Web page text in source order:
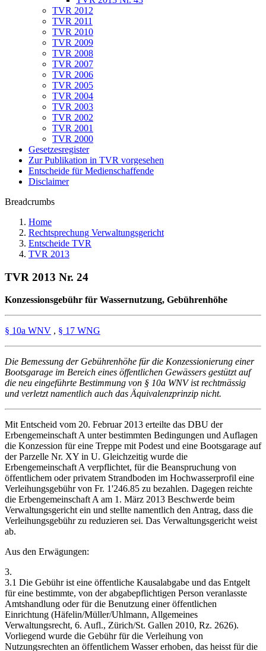
TVR 2012
TVR 2011
TVR 2010
TVR 2009
TVR 2008
TVR 2007
TVR 2006
TVR 2005
TVR 2004
TVR 2003
TVR 2002
TVR 2001
TVR 2000
Gesetzesregister
Zur Publikation in TVR vorgesehen
Entscheide für Medienschaffende
Disclaimer
Breadcrumbs
Home
Rechtsprechung Verwaltungsgericht
Entscheide TVR
TVR 2013
TVR 2013 Nr. 24
Konzessionsgebühr für Wassernutzung, Gebührenhöhe
§ 10a WNV , § 17 WNG
Die Bemessung der Gebührenhöhe für die Konzessionierung einer
Bootsgarage im Bereich eines öffentlichen Gewässers gestützt auf
die neu eingeführte Bestimmung von § 10a WNV ist rechtmässig
und verletzt namentlich auch das Äquivalenzprinzip nicht.
Mit Entscheid vom 20. Februar 2013 erteilte das DBU der
Erbengemeinschaft A unter bestimmten Bedingungen und Auflagen
die Konzession für eine Treppe mit Podest und eine Bootsgarage auf
der Parzelle Nr. XY in U. Gleichzeitig wurde die
Erbengemeinschaft A verpflichtet, für die Beanspruchung von
öffentlichem oder privatem Strandboden im Hochwasserprofil eine
Verleihungsgebühr von Fr. 1'246.85 zu bezahlen. Dagegen reichte
die Erbengemeinschaft A am 1. März 2013 Beschwerde beim
Verwaltungsgericht ein und stellte namentlich den Antrag, dass die
Verleihungsgebühr zu reduzieren sei. Das Verwaltungsgericht weist
ab.
Aus den Erwägungen:
3.
3.1 Die Gebühr ist eine öffentliche Kausalabgabe und das Entgelt
für eine bestimmte, von der abgabepflichtigen Person veranlasste
Amtshandlung oder für die Benutzung einer öffentlichen
Einrichtung (Häfelin/Müller/Uhlmann, Allgemeines
Verwaltungsrecht, 6. Aufl., Zürich/St. Gallen 2010, Rz. 2626).
Vorliegend wurde die Gebühr für die Verleihung von
Nutzungsrechten an öffentlichem Wasser erhoben, das heisst für die